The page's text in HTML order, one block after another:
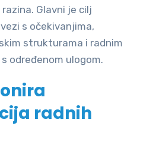
Glavni je cilj
s očekivanjima,
strukturama i radnim
određenom ulogom.
radnih